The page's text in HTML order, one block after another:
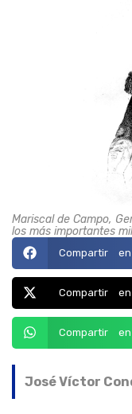
Mariscal de Campo,
los más importantes
Compartir
Compartir
Compartir
José Víctor